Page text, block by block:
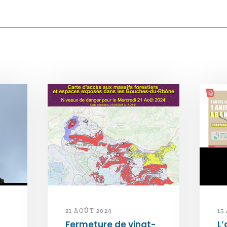
21 AOÛT 2024
Fermeture de vingt-
15